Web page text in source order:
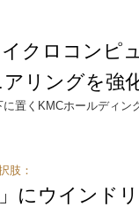
クロコンピ
リングを強
置くKMCホールディン
肢：
」にウイン